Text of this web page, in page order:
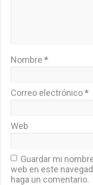
Nombre*
Correo electrónico*
Web
Guardar mi
web en este
haga un comentario.